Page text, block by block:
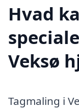
Hvad
Veksø
Tagmaling i